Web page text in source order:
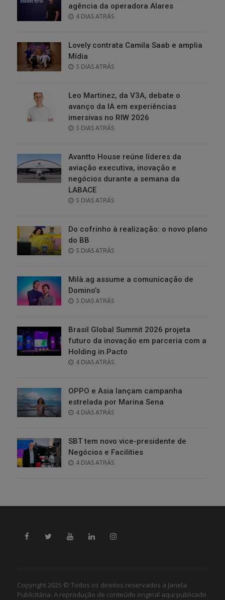
agência da operadora Alares
POSTED
4 DIAS ATRÁS
Lovely contrata Camila Saab e amplia
Mídia
POSTED
5 DIAS ATRÁS
Leo Martinez, da V3A, debate o
avanço da IA em experiências
imersivas no RIW 2026
POSTED
5 DIAS ATRÁS
Avantto House reúne líderes da
aviação executiva, inovação e
negócios durante a semana da
LABACE
POSTED
5 DIAS ATRÁS
Do cofrinho à realização: o novo plano
do BB
POSTED
5 DIAS ATRÁS
Milà.ag assume a comunicação de
Domino’s
POSTED
5 DIAS ATRÁS
Brasil Global Summit 2026 projeta
futuro da inovação em parceria com a
Holding in.Pacto
POSTED
4 DIAS ATRÁS
OPPO e Asia lançam campanha
estrelada por Marina Sena
POSTED
4 DIAS ATRÁS
SBT tem novo vice-presidente de
Negócios e Facilities
POSTED
4 DIAS ATRÁS
Copyright 2025 © Todos os direitos reservados a Janela
Publicitária. A reprodução de conteúdo original aqui publicado